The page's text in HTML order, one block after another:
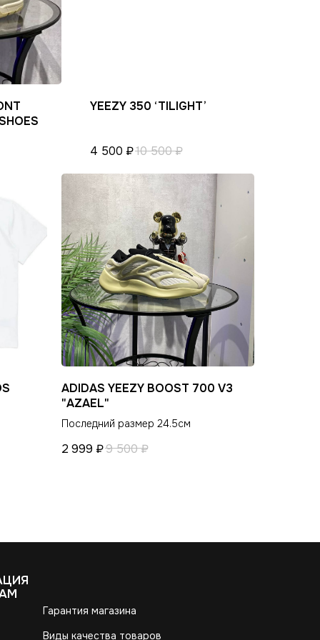
YEEZY 350 ‘TILIGHT’
4 500 ₽10 500₽
ADIDAS YEEZY BOOST 700 V3
"AZAEL"
Последний размер 24.5см
2 999 ₽9 500₽